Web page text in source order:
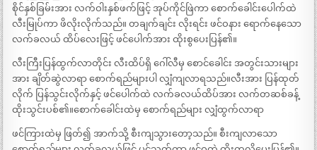
စိုင်နှစ်ခြမ်းအား လက်ဝါးနှစ်ဖက်ဖြင့် အုပ်ကိုင်ဖြဲကာ စောက်ခေါင်းပေါက်ထဲ
လီးမြုပ်ကာ ဖိလိုးလိုက်သည်။ တချက်ချင်း လိုးရင်း ဖင်ဝနား ရောက်နေသော
လက်ခလယ် ထိပ်လေးဖြင့် ဖင်ပေါက်အား ထိုးစွပေးပြန်၏။
လီးကြီးပြန်ထွက်လာတိုင်း လီးထိပ်ရှိ ဂေါ်လီမှ စောင်ခေါင်း အတွင်းသားများ
အား ချိတ်ဆွဲလာရာ စောက်ရည်များပါ လျှံကျလာရသည်။လီးအား ပြန်ထုတ်
လိုက် ပြန်သွင်းလိုက်နှင့် ဖင်ပေါက်ထဲ လက်ခလယ်ထိပ်အား လက်တဆစ်ခန့်
ထိုးသွင်းပစ်၏။စောက်ခေါင်းထဲမှ စောက်ရည်များ လျှံထွက်လာရာ
ဖင်ကြားထဲမှ ဖြတ်၍ အာက်သို့ စီးကျသွားတော့သည်။ စီးကျလာသော